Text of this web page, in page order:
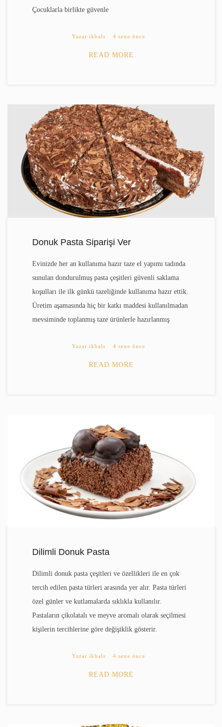
Çocuklarla birlikte güvenle
Yazar ikbals 4 sene önce
READ MORE
Donuk Pasta Siparişi Ver
Evinizde her an kullanıma hazır taze el yapımı tadında
sunulan dondurulmuş pasta çeşitleri güvenli saklama
koşulları ile ilk günkü tazeliğinde kullanıma hazır ettik.
Üretim aşamasında hiç bir katkı maddesi kullanılmadan
mevsiminde toplanmış taze ürünlerle hazırlanmış
Yazar ikbals 4 sene önce
READ MORE
Dilimli Donuk Pasta
Dilimli donuk pasta çeşitleri ve özellikleri ile en çok
tercih edilen pasta türleri arasında yer alır. Pasta türleri
özel günler ve kutlamalarda sıklıkla kullanılır.
Pastaların çikolatalı ve meyve aromalı olarak seçilmesi
kişilerin tercihlerine göre değişiklik gösterir.
Yazar ikbals 4 sene önce
READ MORE